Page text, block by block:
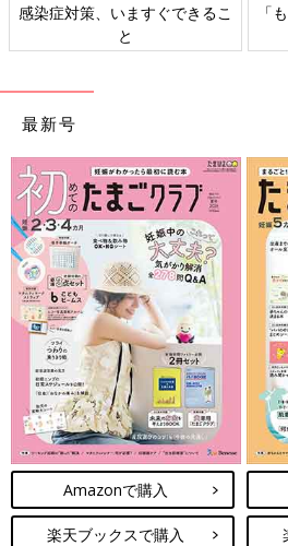
」赤ちゃん・
日本外来小児科学会
最新号
Amazonで購入
楽天ブックスで購入